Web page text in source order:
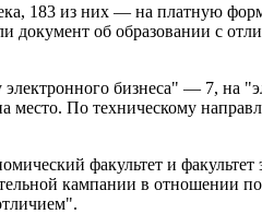
183 из них — на платную
документ об образовании с
электронного бизнеса" — 7, на
место. По техническому
факультет и
кампании в отношении